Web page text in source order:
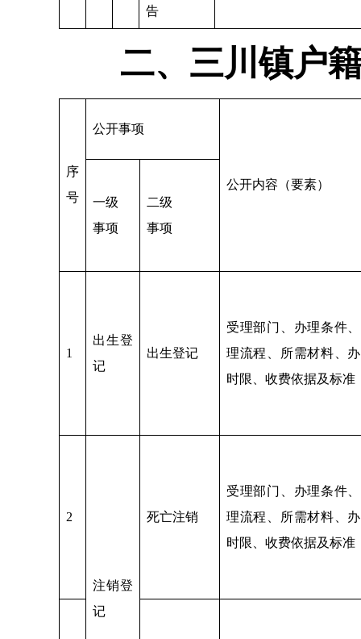
告
二、三川镇户
序
号
公开事项
公开内容（要素）
一级
事项
二级
事项
1
出生登
记
出生登记
受理部门、办理条件
理流程、所需材料、
时限、收费依据及标准
2
注销登
记
死亡注销
受理部门、办理条件
理流程、所需材料、
时限、收费依据及标准